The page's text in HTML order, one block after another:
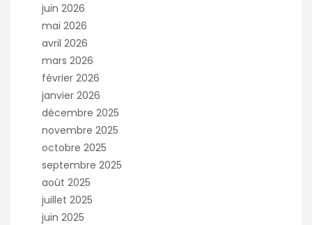
juin 2026
mai 2026
avril 2026
mars 2026
février 2026
janvier 2026
décembre 2025
novembre 2025
octobre 2025
septembre 2025
août 2025
juillet 2025
juin 2025